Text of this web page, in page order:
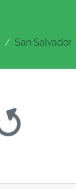
San Salvador